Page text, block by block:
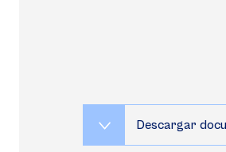
Descargar